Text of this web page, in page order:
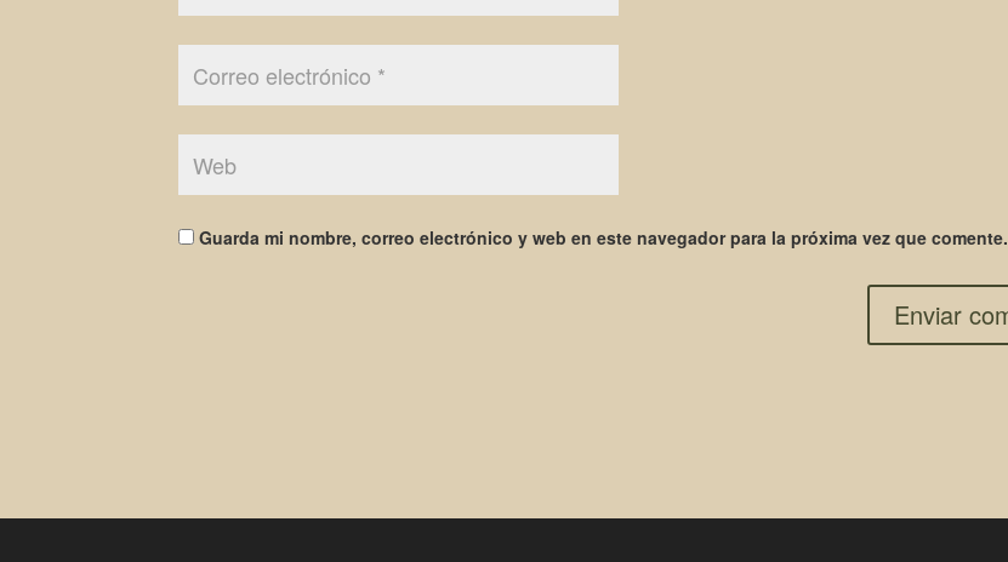
Guarda mi nombre, correo electrónico y web en este navegador para la próxima vez que comente.